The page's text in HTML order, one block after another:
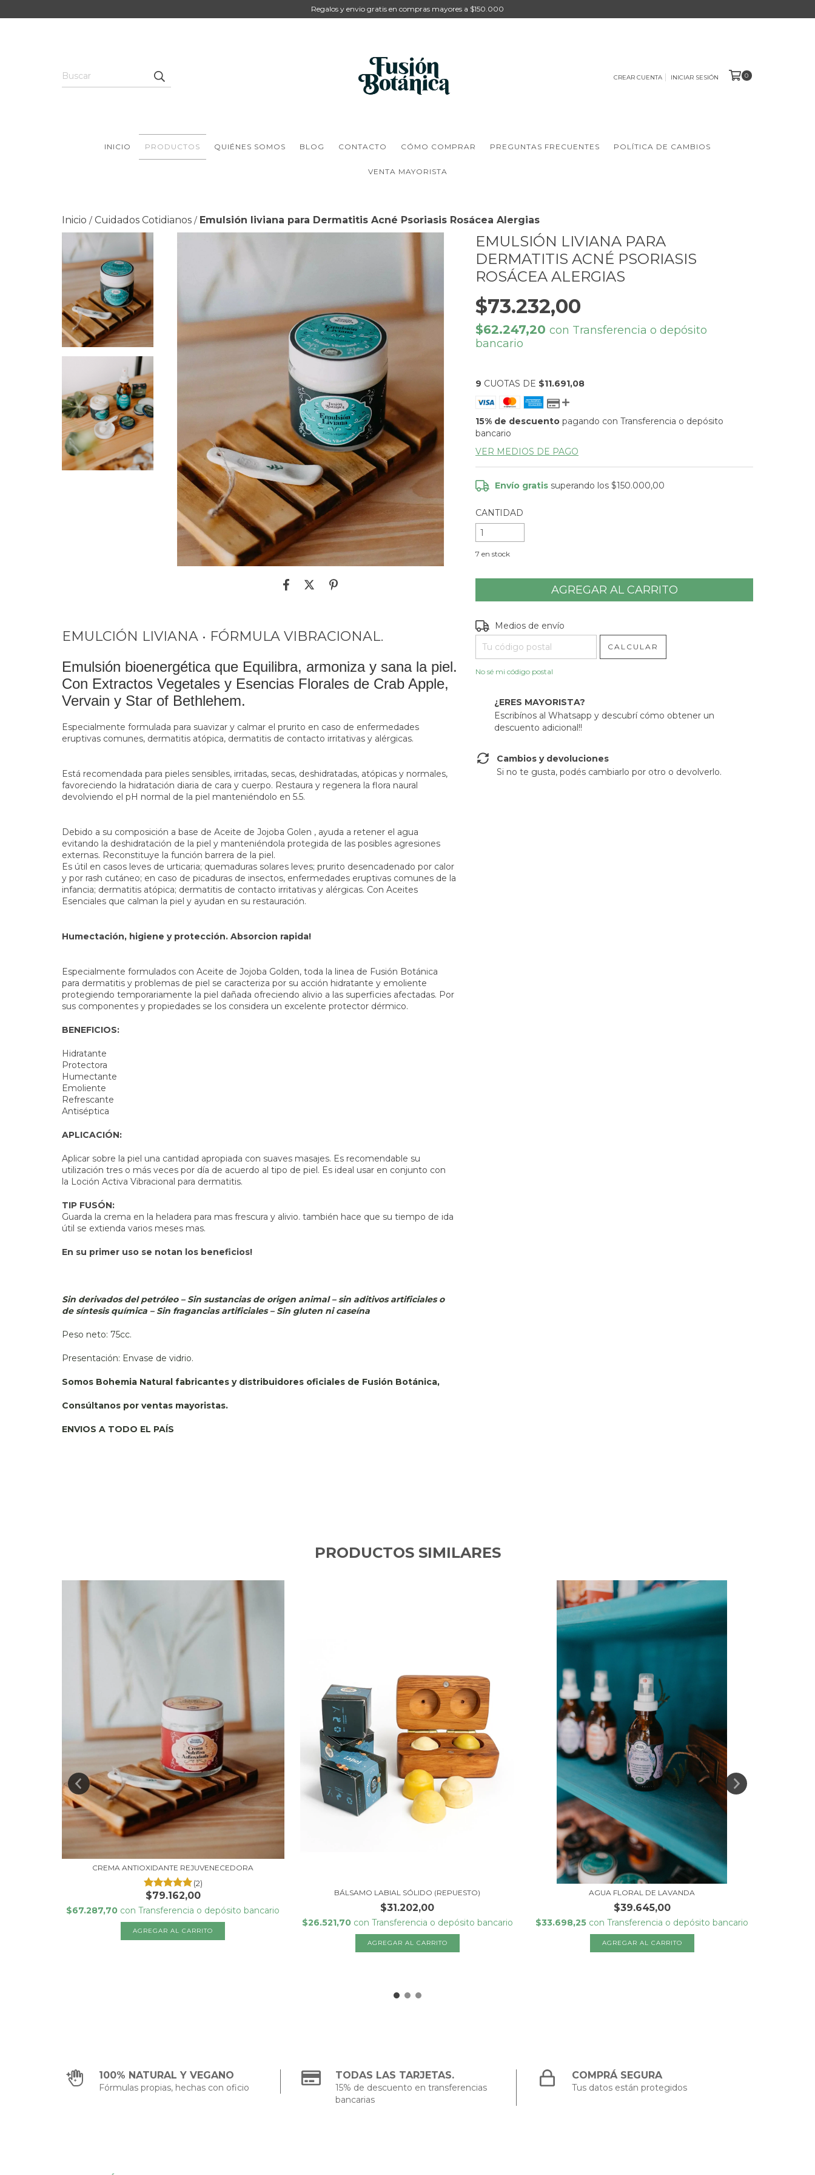
Regalos y envio gratis en compras mayores a $150.000
CREAR CUENTA INICIAR SESIÓN 0
INICIO PRODUCTOS QUIÉNES SOMOS BLOG CONTACTO CÓMO COMPRAR PREGUNTAS FRECUENTES POLÍTICA DE CAMBIOS
VENTA MAYORISTA
Inicio / Cuidados Cotidianos / Emulsión liviana para Dermatitis Acné Psoriasis Rosácea Alergias
EMULCIÓN LIVIANA • FÓRMULA VIBRACIONAL.
Emulsión bioenergética que Equilibra, armoniza y sana la piel.
Con Extractos Vegetales y Esencias Florales de Crab Apple,
Vervain y Star of Bethlehem.
Especialmente formulada para suavizar y calmar el prurito en caso de enfermedades
eruptivas comunes, dermatitis atópica, dermatitis de contacto irritativas y alérgicas.
Está recomendada para pieles sensibles, irritadas, secas, deshidratadas, atópicas y normales,
favoreciendo la hidratación diaria de cara y cuerpo. Restaura y regenera la flora naural
devolviendo el pH normal de la piel manteniéndolo en 5.5.
Debido a su composición a base de Aceite de Jojoba Golen , ayuda a retener el agua
evitando la deshidratación de la piel y manteniéndola protegida de las posibles agresiones
externas. Reconstituye la función barrera de la piel.
Es útil en casos leves de urticaria; quemaduras solares leves; prurito desencadenado por calor
y por rash cutáneo; en caso de picaduras de insectos, enfermedades eruptivas comunes de la
infancia; dermatitis atópica; dermatitis de contacto irritativas y alérgicas. Con Aceites
Esenciales que calman la piel y ayudan en su restauración.
Humectación, higiene y protección. Absorcion rapida!
Especialmente formulados con Aceite de Jojoba Golden, toda la linea de Fusión Botánica
para dermatitis y problemas de piel se caracteriza por su acción hidratante y emoliente
protegiendo temporariamente la piel dañada ofreciendo alivio a las superficies afectadas. Por
sus componentes y propiedades se los considera un excelente protector dérmico.
BENEFICIOS:
Hidratante
Protectora
Humectante
Emoliente
Refrescante
Antiséptica
APLICACIÓN:
Aplicar sobre la piel una cantidad apropiada con suaves masajes. Es recomendable su
utilización tres o más veces por día de acuerdo al tipo de piel. Es ideal usar en conjunto con
la Loción Activa Vibracional para dermatitis.
TIP FUSÓN:
Guarda la crema en la heladera para mas frescura y alivio. también hace que su tiempo de ida
útil se extienda varios meses mas.
En su primer uso se notan los beneficios!
Sin derivados del petróleo – Sin sustancias de origen animal – sin aditivos artificiales o
de síntesis química – Sin fragancias artificiales – Sin gluten ni caseína
Peso neto: 75cc.
Presentación: Envase de vidrio.
Somos Bohemia Natural fabricantes y distribuidores oficiales de Fusión Botánica,
Consúltanos por ventas mayoristas.
ENVIOS A TODO EL PAÍS
EMULSIÓN LIVIANA PARA
DERMATITIS ACNÉ PSORIASIS
ROSÁCEA ALERGIAS
$73.232,00
$62.247,20con Transferencia o depósito
bancario
9 CUOTAS DE $11.691,08
15% de descuento pagando con Transferencia o depósito
bancario
VER MEDIOS DE PAGO
Envío gratis superando los$150.000,00
CANTIDAD
7 en stock
Entregas para el CP:
Medios de envío
CALCULAR
No sé mi código postal
¿ERES MAYORISTA?
Escribínos al Whatsapp y descubrí cómo obtener un
descuento adicional!!
Cambios y devoluciones
Si no te gusta, podés cambiarlo por otro o devolverlo.
PRODUCTOS SIMILARES
CREMA ANTIOXIDANTE REJUVENECEDORA
(2)
$79.162,00
$67.287,70 con Transferencia o depósito bancario
BÁLSAMO LABIAL SÓLIDO (REPUESTO)
$31.202,00
$26.521,70 con Transferencia o depósito bancario
AGREGAR AL CARRITO
AGUA FLORAL DE LAVANDA
$39.645,00
$33.698,25 con Transferencia o depósito bancario
100% NATURAL Y VEGANO
Fórmulas propias, hechas con oficio
TODAS LAS TARJETAS.
15% de descuento en transferencias
bancarias
COMPRÁ SEGURA
Tus datos están protegidos